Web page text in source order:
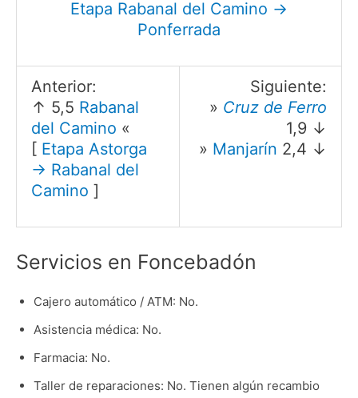
Etapa Rabanal del Camino →
Ponferrada
Anterior:
↑ 5,5 Rabanal
del Camino «
[ Etapa Astorga
→ Rabanal del
Camino ]
Siguiente:
» Cruz de Ferro
1,9 ↓
» Manjarín 2,4 ↓
Servicios en Foncebadón
Cajero automático / ATM: No.
Asistencia médica: No.
Farmacia: No.
Taller de reparaciones: No. Tienen algún recambio